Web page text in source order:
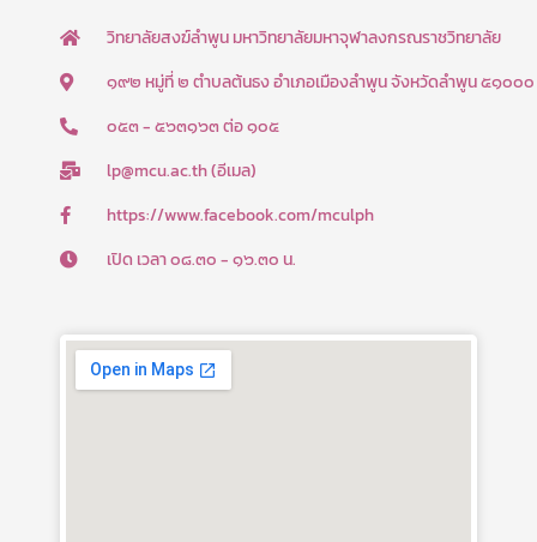
b
-
u
b
e
วิทยาลัยสงฆ์ลำพูน มหาวิทยาลัยมหาจุฬาลงกรณราชวิทยาลัย
๑๙๒ หมู่ที่ ๒ ตำบลต้นธง อำเภอเมืองลำพูน จังหวัดลำพูน ๕๑๐๐๐
๐๕๓ - ๕๖๓๑๖๓ ต่อ ๑๐๕
lp@mcu.ac.th (อีเมล)
https://www.facebook.com/mculph
เปิด เวลา ๐๘.๓๐ - ๑๖.๓๐ น.